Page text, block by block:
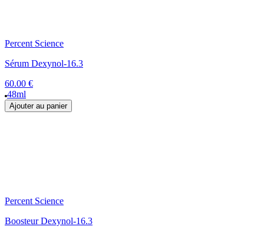
Percent Science
Sérum Dexynol-16.3
60.00 €
48ml
Ajouter au panier
Percent Science
Boosteur Dexynol-16.3